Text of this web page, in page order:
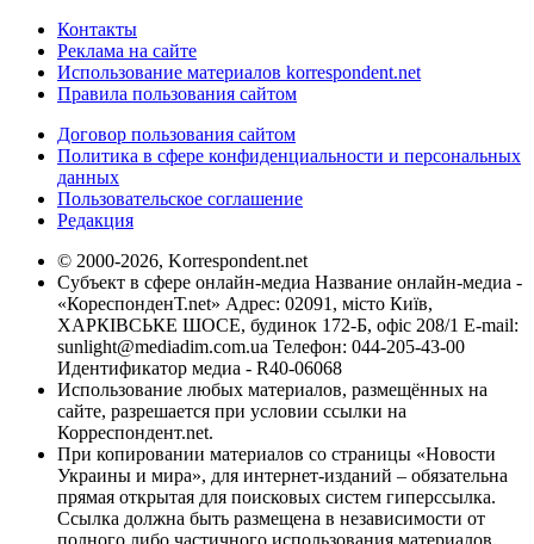
Контакты
Реклама на сайте
Использование материалов korrespondent.net
Правила пользования сайтом
Договор пользования сайтом
Политика в сфере конфиденциальности и персональных
данных
Пользовательское соглашение
Редакция
© 2000-2026, Korrespondent.net
Субъект в сфере онлайн-медиа Название онлайн-медиа -
«КореспонденТ.net» Адрес: 02091, місто Київ,
ХАРКІВСЬКЕ ШОСЕ, будинок 172-Б, офіс 208/1 E-mail:
sunlight@mediadim.com.ua Телефон: 044-205-43-00
Идентификатор медиа - R40-06068
Использование любых материалов, размещённых на
сайте, разрешается при условии ссылки на
Корреспондент.net.
При копировании материалов со страницы «Новости
Украины и мира», для интернет-изданий – обязательна
прямая открытая для поисковых систем гиперссылка.
Ссылка должна быть размещена в независимости от
полного либо частичного использования материалов.